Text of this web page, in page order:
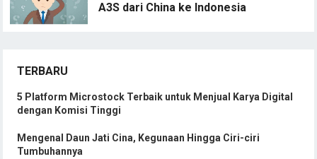
A3S dari China ke Indonesia
TERBARU
5 Platform Microstock Terbaik untuk Menjual Karya Digital
dengan Komisi Tinggi
Mengenal Daun Jati Cina, Kegunaan Hingga Ciri-ciri
Tumbuhannya